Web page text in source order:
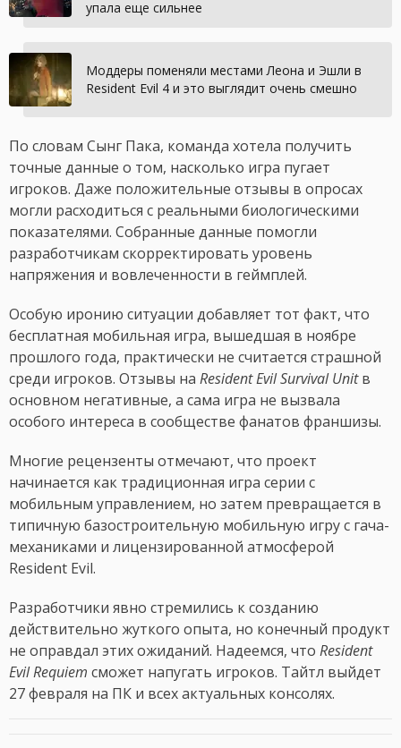
упала еще сильнее
Моддеры поменяли местами Леона и Эшли в
Resident Evil 4 и это выглядит очень смешно
По словам Сынг Пака, команда хотела получить
точные данные о том, насколько игра пугает
игроков. Даже положительные отзывы в опросах
могли расходиться с реальными биологическими
показателями. Собранные данные помогли
разработчикам скорректировать уровень
напряжения и вовлеченности в геймплей.
Особую иронию ситуации добавляет тот факт, что
бесплатная мобильная игра, вышедшая в ноябре
прошлого года, практически не считается страшной
среди игроков. Отзывы на Resident Evil Survival Unitв
основном негативные, а сама игра не вызвала
особого интереса в сообществе фанатов франшизы.
Многие рецензенты отмечают, что проект
начинается как традиционная игра серии с
мобильным управлением, но затем превращается в
типичную базостроительную мобильную игру с гача-
механиками и лицензированной атмосферой
Resident Evil.
Разработчики явно стремились к созданию
действительно жуткого опыта, но конечный продукт
не оправдал этих ожиданий. Надеемся, что Resident
Evil Requiem сможет напугать игроков. Тайтл выйдет
27 февраля на ПК и всех актуальных консолях.